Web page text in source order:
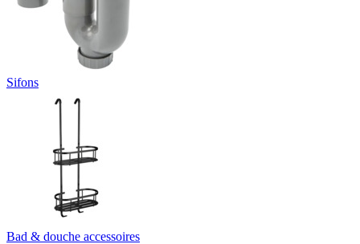
Sifons
Bad & douche accessoires